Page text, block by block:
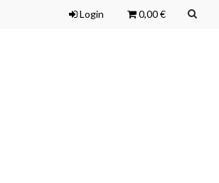
Login 0,00 €